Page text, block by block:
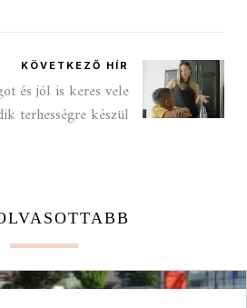
KÖVETKEZŐ HÍR
és jól is keres vele
terhességre készül